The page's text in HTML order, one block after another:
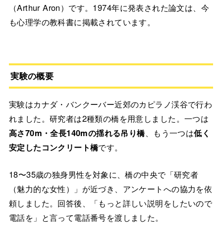
（Arthur Aron）です。1974年に発表された論文は、今
も心理学の教科書に掲載されています。
実験の概要
実験はカナダ・バンクーバー近郊のカピラノ渓谷で行わ
れました。研究者は2種類の橋を用意しました。一つは
高さ70m・全長140mの揺れる吊り橋、もう一つは低く
安定したコンクリート橋です。
18〜35歳の独身男性を対象に、橋の中央で「研究者
（魅力的な女性）」が近づき、アンケートへの協力を依
頼しました。回答後、「もっと詳しい説明をしたいので
電話を」と言って電話番号を渡しました。